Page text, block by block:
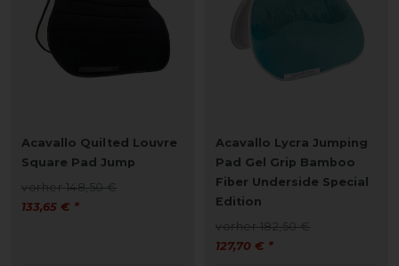
Acavallo Quilted Louvre
Square Pad Jump
vorher 148,50 €
133,65 € *
Acavallo Lycra Jumping
Pad Gel Grip Bamboo
Fiber Underside Special
Edition
vorher 182,50 €
127,70 € *